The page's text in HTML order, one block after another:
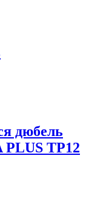
дюбель
PLUS TP12